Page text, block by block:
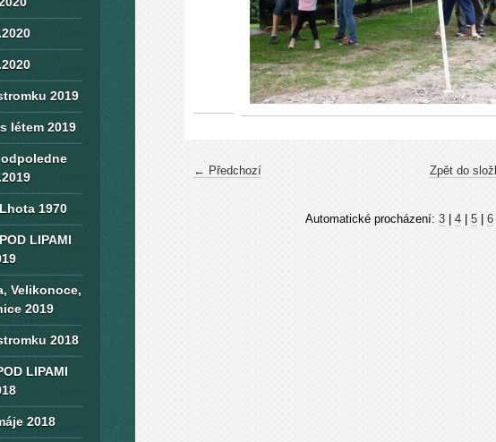
← Předchozí Zpět do
Automatické procházení: 3| 4| 5| 6|
2019
létem 2019
1970
LIPAMI
Velikonoce,
2019
2018
LIPAMI
2018